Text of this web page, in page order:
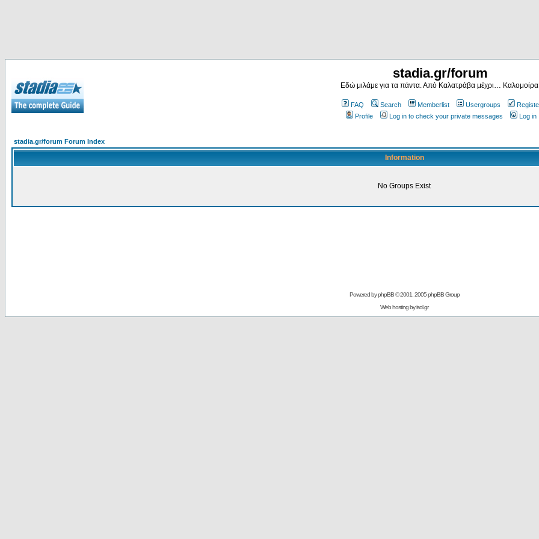
stadia.gr/forum
Εδώ μιλάμε για τα πάντα. Από Καλατράβα μέχρι…
FAQ Search Memberlist Usergroups
Profile
Log in to check your private messages Log in
stadia.gr/forum Forum Index
Information
No Groups Exist
Powered byphpBB© 2001, 2005 phpBB Group
Web hosting byisol.gr